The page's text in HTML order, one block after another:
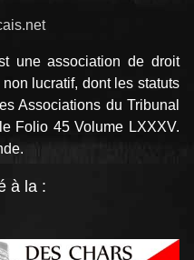
une association de droit
lucratif, dont les statuts
Associations du Tribunal
Folio 45 Volume LXXXV.
à la :